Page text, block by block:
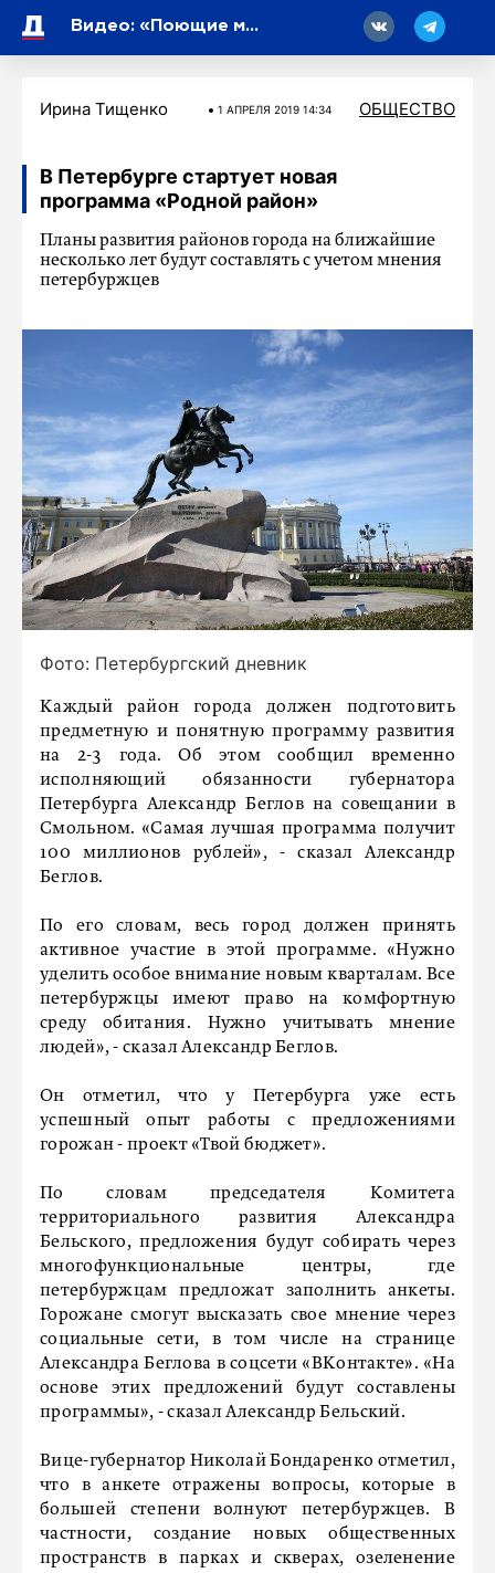
Видео: «Поющие мосты» вновь прозвучали ко Дню физкультурника в Петербурге
Ирина Тищенко 1 АПРЕЛЯ 2019 14:34 ОБЩЕСТВО
В Петербурге стартует новая
программа «Родной район»
Планы развития районов города на ближайшие
несколько лет будут составлять с учетом мнения
петербуржцев
Фото: Петербургский дневник
Каждый район города должен подготовить
предметную и понятную программу развития
на 2-3 года. Об этом сообщил временно
исполняющий обязанности губернатора
Петербурга Александр Беглов на совещании в
Смольном. «Самая лучшая программа получит
100 миллионов рублей», - сказал Александр
Беглов.
По его словам, весь город должен принять
активное участие в этой программе. «Нужно
уделить особое внимание новым кварталам. Все
петербуржцы имеют право на комфортную
среду обитания. Нужно учитывать мнение
людей», - сказал Александр Беглов.
Он отметил, что у Петербурга уже есть
успешный опыт работы с предложениями
горожан - проект «Твой бюджет».
По словам председателя Комитета
территориального развития Александра
Бельского, предложения будут собирать через
многофункциональные центры, где
петербуржцам предложат заполнить анкеты.
Горожане смогут высказать свое мнение через
социальные сети, в том числе на странице
Александра Беглова в соцсети «ВКонтакте». «На
основе этих предложений будут составлены
программы», - сказал Александр Бельский.
Вице-губернатор Николай Бондаренко отметил,
что в анкете отражены вопросы, которые в
большей степени волнуют петербуржцев. В
частности, создание новых общественных
пространств в парках и скверах, озеленение